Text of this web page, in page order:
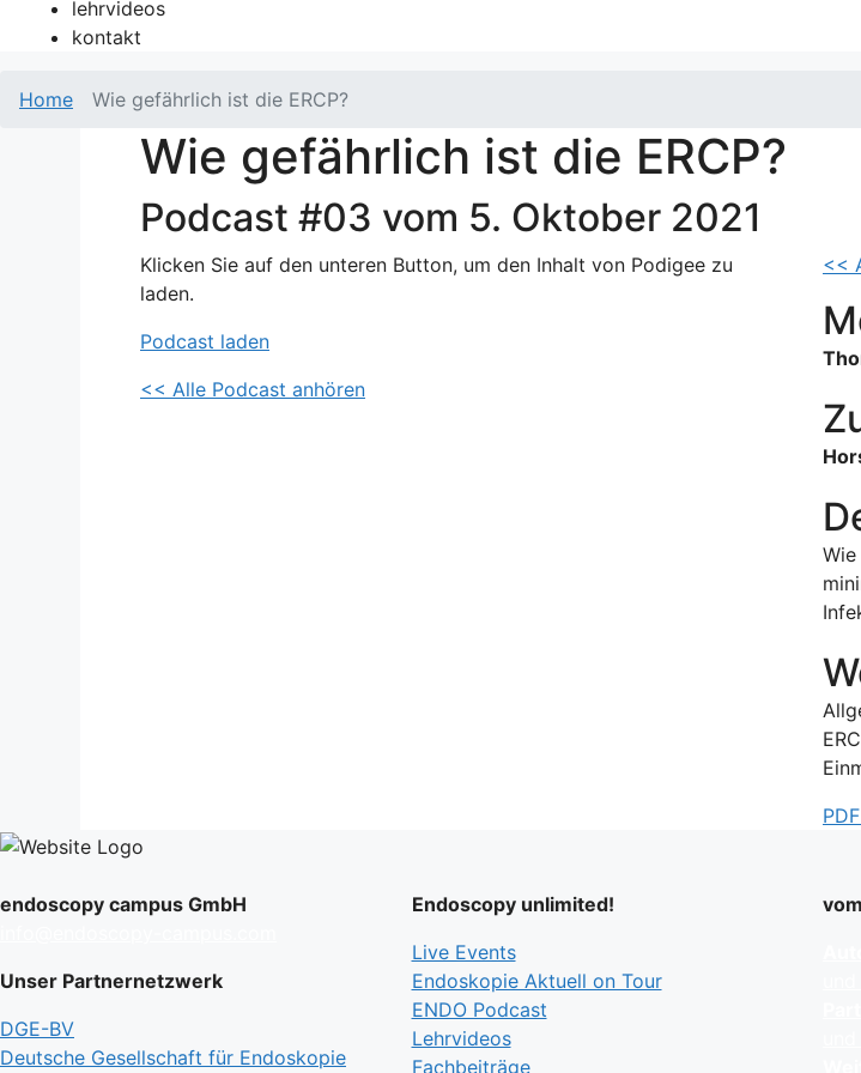
lehrvideos
kontakt
Home Wie gefährlich ist die ERCP?
Wie gefährlich ist die ERCP?
Podcast #03 vom 5. Oktober 2021
Klicken Sie auf den unteren Button, um den Inhalt von Podigee zu
laden.
Podcast laden
<< Alle Podcast anhören
<<
endoscopy campus GmbH
Unser Partnernetzwerk
DGE-BV
Deutsche Gesellschaft für Endoskopie
Endoscopy unlimited!
Live Events
Endoskopie Aktuell on Tour
ENDO Podcast
Lehrvideos
Fachbeiträge